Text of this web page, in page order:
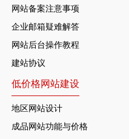
网站备案注意事项
企业邮箱疑难解答
网站后台操作教程
建站协议
低价格网站建设
地区网站设计
成品网站功能与价格